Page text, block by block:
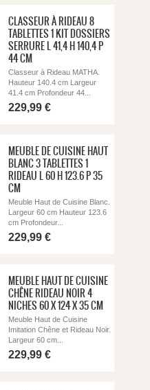
CLASSEUR À RIDEAU 8
TABLETTES 1 KIT DOSSIERS
SERRURE L 41,4 H 140,4 P
44 CM
Classeur à Rideau MATHA.
Hauteur 140.4 cm Largeur
41.4 cm Profondeur 44...
229,99 €
MEUBLE DE CUISINE HAUT
BLANC 3 TABLETTES 1
RIDEAU L 60 H 123.6 P 35
CM
Meuble Haut de Cuisine Blanc.
Largeur 60 cm Hauteur 123.6
cm Profondeur...
229,99 €
MEUBLE HAUT DE CUISINE
CHÊNE RIDEAU NOIR 4
NICHES 60 X 124 X 35 CM
Meuble Haut de Cuisine
Imitation Chêne et Rideau Noir.
Largeur 60 cm...
229,99 €